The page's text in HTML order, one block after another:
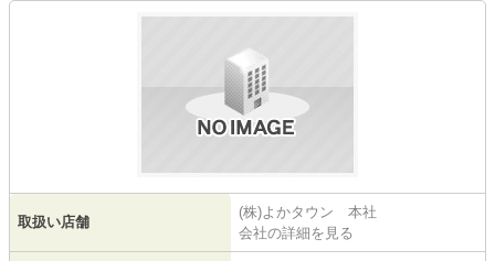
取扱い店舗
(株)よかタウン 本社
会社の詳細を見る